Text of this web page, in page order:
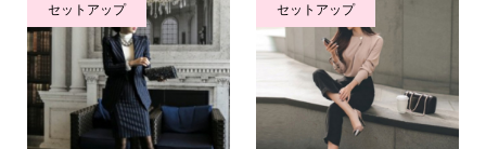
セットアップ セットアップ